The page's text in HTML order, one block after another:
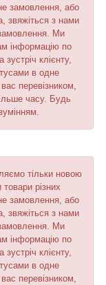
замовлення, або
звяжіться з нами
Ми
інформацію по
клієнту,
в одне
перевізником,
часу. Будь
тільки новою
різних
замовлення, або
звяжіться з нами
Ми
інформацію по
клієнту,
в одне
перевізником,